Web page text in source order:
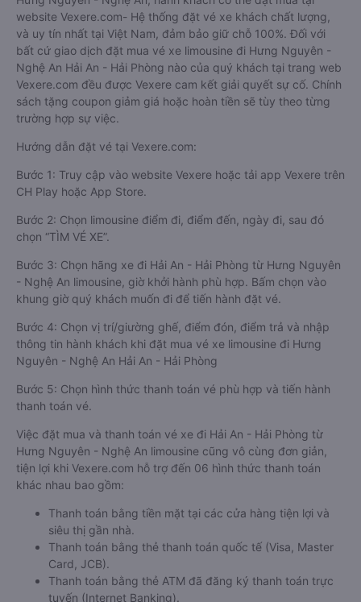
website Vexere.com- Hệ thống đặt vé xe khách chất lượng,
và uy tín nhất tại Việt Nam, đảm bảo giữ chỗ 100%. Đối với
bất cứ giao dịch đặt mua vé xe limousine đi Hưng Nguyên -
Nghệ An Hải An - Hải Phòng nào của quý khách tại trang web
Vexere.com đều được Vexere cam kết giải quyết sự cố. Chính
sách tặng coupon giảm giá hoặc hoàn tiền sẽ tùy theo từng
trường hợp sự việc.
Hướng dẫn đặt vé tại Vexere.com:
Bước 1: Truy cập vào website Vexere hoặc tải app Vexere trên
CH Play hoặc App Store.
Bước 2: Chọn limousine điểm đi, điểm đến, ngày đi, sau đó
chọn “TÌM VÉ XE”.
Bước 3: Chọn hãng xe đi Hải An - Hải Phòng từ Hưng Nguyên
- Nghệ An limousine, giờ khởi hành phù hợp. Bấm chọn vào
khung giờ quý khách muốn đi để tiến hành đặt vé.
Bước 4: Chọn vị trí/giường ghế, điểm đón, điểm trả và nhập
thông tin hành khách khi đặt mua vé xe limousine đi Hưng
Nguyên - Nghệ An Hải An - Hải Phòng
Bước 5: Chọn hình thức thanh toán vé phù hợp và tiến hành
thanh toán vé.
Việc đặt mua và thanh toán vé xe đi Hải An - Hải Phòng từ
Hưng Nguyên - Nghệ An limousine cũng vô cùng đơn giản,
tiện lợi khi Vexere.com hỗ trợ đến 06 hình thức thanh toán
khác nhau bao gồm:
Thanh toán bằng tiền mặt tại các cửa hàng tiện lợi và
siêu thị gần nhà.
Thanh toán bằng thẻ thanh toán quốc tế (Visa, Master
Card, JCB).
Thanh toán bằng thẻ ATM đã đăng ký thanh toán trực
tuyến (Internet Banking).